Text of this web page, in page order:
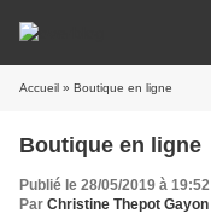
Accueil » Boutique en ligne
Boutique en ligne
Publié le 28/05/2019 à 19:52
Par Christine Thepot Gayon